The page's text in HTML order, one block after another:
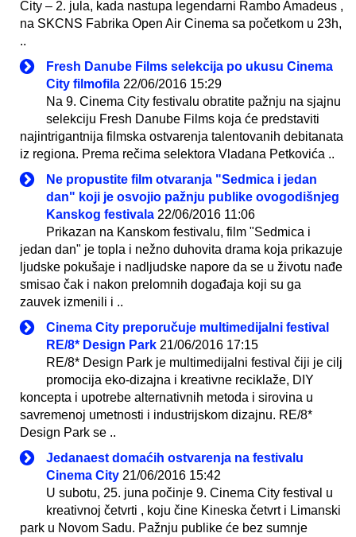
City – 2. jula, kada nastupa legendarni Rambo Amadeus ,
na SKCNS Fabrika Open Air Cinema sa početkom u 23h,
..
Fresh Danube Films selekcija po ukusu Cinema
City filmofila 22/06/2016 15:29
Na 9. Cinema City festivalu obratite pažnju na sjajnu
selekciju Fresh Danube Films koja će predstaviti
najintrigantnija filmska ostvarenja talentovanih debitanata
iz regiona. Prema rečima selektora Vladana Petkovića ..
Ne propustite film otvaranja "Sedmica i jedan
dan" koji je osvojio pažnju publike ovogodišnjeg
Kanskog festivala 22/06/2016 11:06
Prikazan na Kanskom festivalu, film "Sedmica i
jedan dan" je topla i nežno duhovita drama koja prikazuje
ljudske pokušaje i nadljudske napore da se u životu nađe
smisao čak i nakon prelomnih događaja koji su ga
zauvek izmenili i ..
Cinema City preporučuje multimedijalni festival
RE/8* Design Park 21/06/2016 17:15
RE/8* Design Park je multimedijalni festival čiji je cilj
promocija eko-dizajna i kreativne reciklaže, DIY
koncepta i upotrebe alternativnih metoda i sirovina u
savremenoj umetnosti i industrijskom dizajnu. RE/8*
Design Park se ..
Jedanaest domaćih ostvarenja na festivalu
Cinema City 21/06/2016 15:42
U subotu, 25. juna počinje 9. Cinema City festival u
kreativnoj četvrti , koju čine Kineska četvrt i Limanski
park u Novom Sadu. Pažnju publike će bez sumnje